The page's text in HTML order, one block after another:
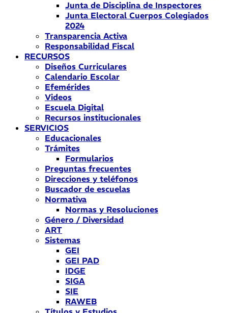
Junta de Disciplina de Inspectores
Junta Electoral Cuerpos Colegiados
2024
Transparencia Activa
Responsabilidad Fiscal
RECURSOS
Diseños Curriculares
Calendario Escolar
Efemérides
Videos
Escuela Digital
Recursos institucionales
SERVICIOS
Educacionales
Trámites
Formularios
Preguntas frecuentes
Direcciones y teléfonos
Buscador de escuelas
Normativa
Normas y Resoluciones
Género / Diversidad
ART
Sistemas
GEI
GEI PAD
IDGE
SIGA
SIE
RAWEB